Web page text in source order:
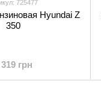
725477
Hyundai Z
350
грн